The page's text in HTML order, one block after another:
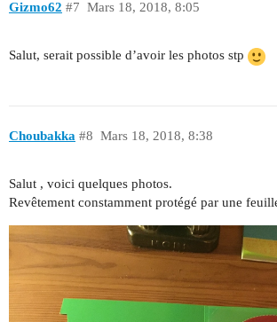
Gizmo62 Mars 18, 2018, 8:05
#7
Salut, serait possible d’avoir les photos stp
Choubakka Mars 18, 2018, 8:38
#8
Salut , voici quelques photos.
Revêtement constamment protégé par une